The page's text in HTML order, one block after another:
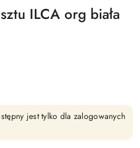
ILCA org biała
jest tylko dla zalogowanych